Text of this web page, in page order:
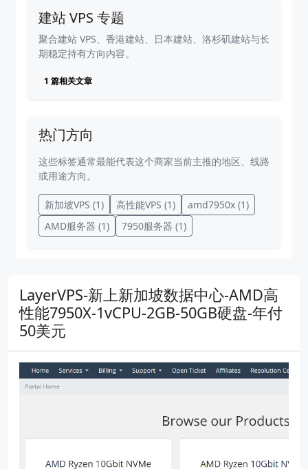
建站 VPS 专题
聚合建站 VPS、香港建站、日本建站、洛杉矶建站与长
期稳定持有方向内容。
1 篇相关文章
热门方向
这些标签通常最能代表这个商家当前主推的地区、线路
或用途方向。
新加坡VPS (1) 高性能VPS (1) amd7950x (1)
AMD服务器 (1) 7950服务器 (1)
LayerVPS-新上新加坡数据中心-AMD高
性能7950X-1vCPU-2GB-50GB硬盘-年付
50美元